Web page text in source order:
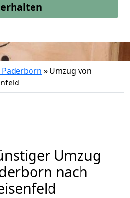
erhalten
» Umzug von
Umzug
nach